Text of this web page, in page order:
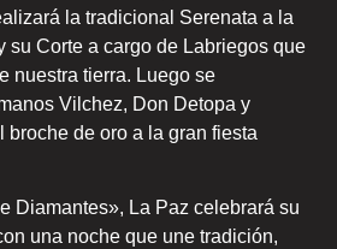
la tradicional Serenata a la
su Corte a cargo de Labriegos que
nuestra tierra. Luego se
Vilchez, Don Detopa y
broche de oro a la gran fiesta
Diamantes», La Paz celebrará su
una noche que une tradición,